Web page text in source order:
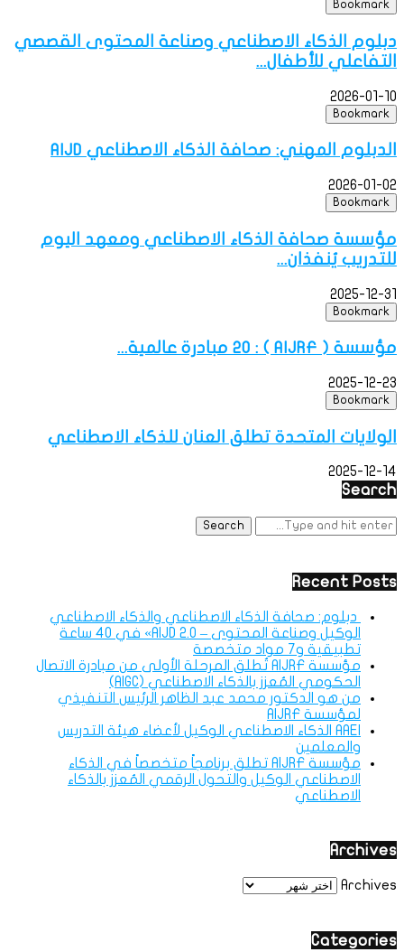
Bookmark
دبلوم الذكاء الاصطناعي وصناعة المحتوى القصصي
التفاعلي للأطفال...
2026-01-10
Bookmark
الدبلوم المهني: صحافة الذكاء الاصطناعي AIJD
2026-01-02
Bookmark
مؤسسة صحافة الذكاء الاصطناعي ومعهد اليوم
للتدريب يُنفذان...
2025-12-31
Bookmark
مؤسسة ( AIJRF ) : 20 مبادرة عالمية...
2025-12-23
Bookmark
الولايات المتحدة تطلق العنان للذكاء الاصطناعي
2025-12-14
Search
Recent Posts
دبلوم: صحافة الذكاء الاصطناعي والذكاء الاصطناعي
الوكيل وصناعة المحتوى – AIJD 2.0» في 40 ساعة
تطبيقية و7 مواد متخصصة
مؤسسة AIJRF تُطلق المرحلة الأولى من مبادرة الاتصال
الحكومي المُعزز بالذكاء الاصطناعي (AIGC)
من هو الدكتور محمد عبد الظاهر الرئيس التنفيذي
لمؤسسة AIJRF
AAEI الذكاء الاصطناعي الوكيل لأعضاء هيئة التدريس
والمعلمين
مؤسسة AIJRF تطلق برنامجاً متخصصاً في الذكاء
الاصطناعي الوكيل والتحول الرقمي المُعزز بالذكاء
الاصطناعي
Archives
Archives
Categories